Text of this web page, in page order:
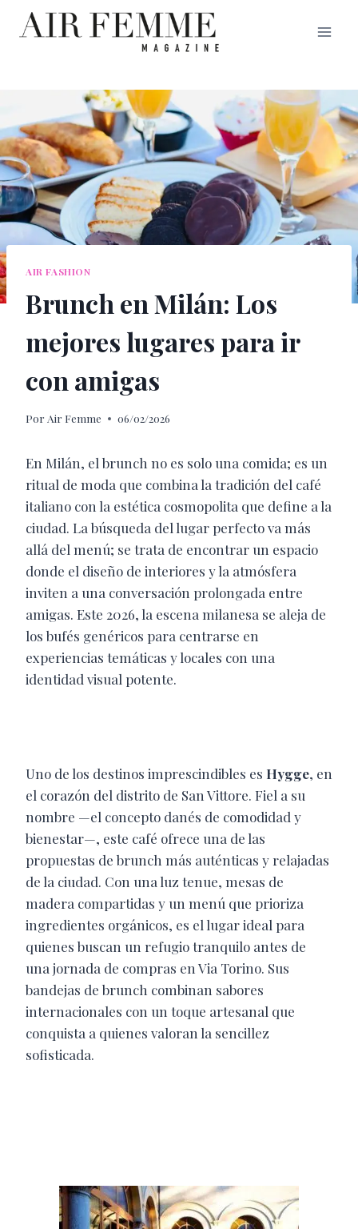
Saltar
AIR FASHION
Brunch en Milán: Los
mejores lugares para ir
con amigas
Por Air Femme 06/02/2026
En Milán, el brunch no es solo una comida; es un
ritual de moda que combina la tradición del café
italiano con la estética cosmopolita que define a la
ciudad. La búsqueda del lugar perfecto va más
allá del menú; se trata de encontrar un espacio
donde el diseño de interiores y la atmósfera
inviten a una conversación prolongada entre
amigas. Este 2026, la escena milanesa se aleja de
los bufés genéricos para centrarse en
experiencias temáticas y locales con una
identidad visual potente.
Uno de los destinos imprescindibles es Hygge, en
el corazón del distrito de San Vittore. Fiel a su
nombre —el concepto danés de comodidad y
bienestar—, este café ofrece una de las
propuestas de brunch más auténticas y relajadas
de la ciudad. Con una luz tenue, mesas de
madera compartidas y un menú que prioriza
ingredientes orgánicos, es el lugar ideal para
quienes buscan un refugio tranquilo antes de
una jornada de compras en Via Torino. Sus
bandejas de brunch combinan sabores
internacionales con un toque artesanal que
conquista a quienes valoran la sencillez
sofisticada.